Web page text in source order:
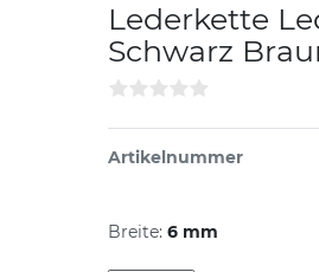
Lederkette
Schwarz
Artikelnummer
Breite: 6 mm